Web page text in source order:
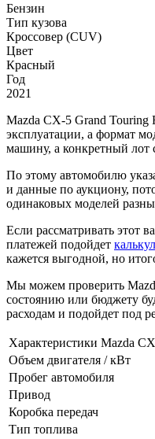
Бензин
Тип кузова
Кроссовер (CUV)
Цвет
Красный
Год
2021
Mazda CX-5 Grand Touring
эксплуатации, а формат
машину, а конкретный
По этому автомобилю
и данные по аукциону,
одинаковых моделей
Если рассматривать этот
платежей подойдет
кажется выгодной, но
Мы можем проверить
состоянию или бюджету
расходам и подойдет под
Характеристики Mazda
Объем двигателя / кВт
Пробег автомобиля
Привод
Коробка передач
Тип топлива